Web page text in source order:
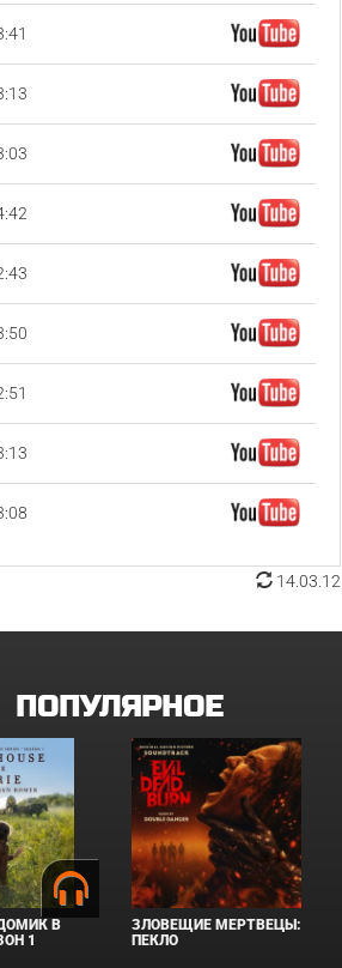
14.03.12
ПОПУЛЯРНОЕ
В
1
ЗЛОВЕЩИЕ МЕРТВЕЦЫ:
ПЕКЛО